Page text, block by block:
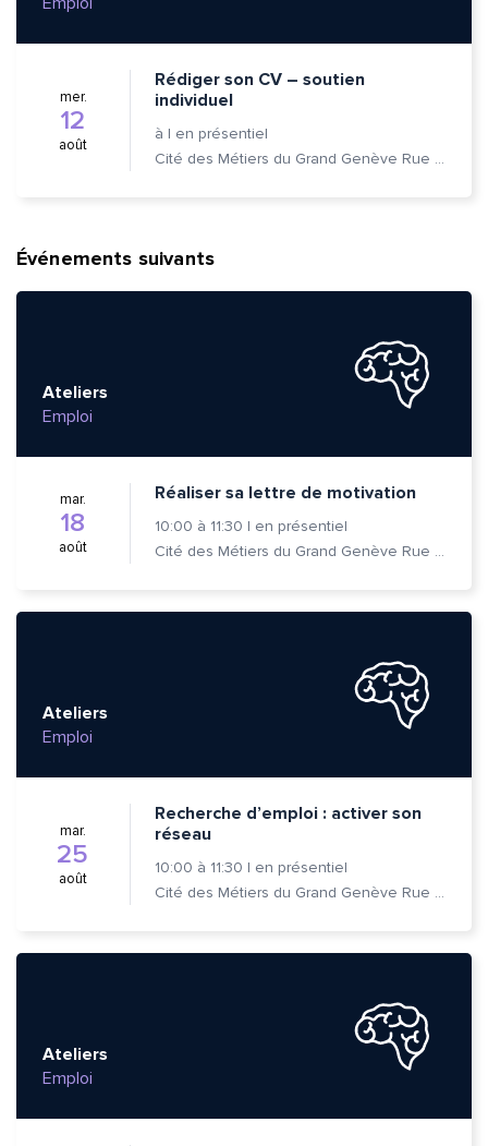
mer.
12
août
Rédiger son CV – soutien
individuel
à | en présentiel
Cité des Métiers du Grand Genève Rue Prévost-Martin 6 1205 Genève
Événements suivants
Ateliers
Emploi
mar.
18
août
Réaliser sa lettre de motivation
10:00 à 11:30 | en présentiel
Cité des Métiers du Grand Genève Rue Prévost-Martin 6 1205 Genève
Ateliers
Emploi
mar.
25
août
Recherche d’emploi : activer son
réseau
10:00 à 11:30 | en présentiel
Cité des Métiers du Grand Genève Rue Prévost-Martin 6 1205 Genève
Ateliers
Emploi